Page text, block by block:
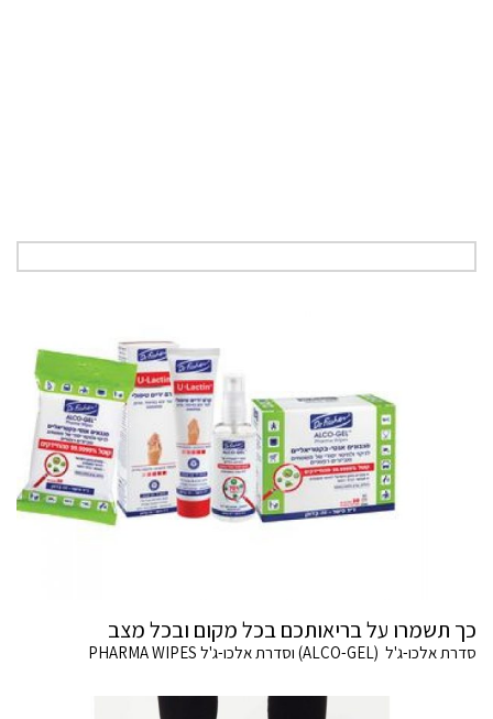
כך תשמרו על בריאותכם בכל מקום ובכל מצב
סדרת אלכו-ג'ל (ALCO-GEL) וסדרת אלכו-ג'ל PHARMA WIPES